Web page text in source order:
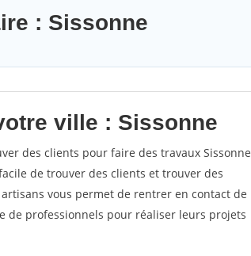
: Sissonne
ville : Sissonne
des clients pour faire des travaux Sissonne
de trouver des clients et trouver des
vous permet de rentrer en contact de
de professionnels pour réaliser leurs projets